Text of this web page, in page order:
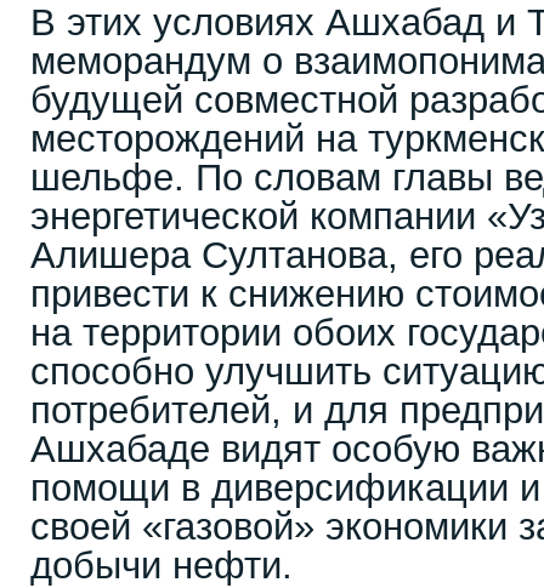
В этих условиях Ашхабад и
меморандум о
будущей совместной
месторождений на
шельфе. По словам главы
энергетической компании
Алишера Султанова, его
привести к снижению
на территории обоих
способно улучшить
потребителей, и для
Ашхабаде видят особую
помощи в диверсификации
своей «газовой» экономики
добычи нефти.